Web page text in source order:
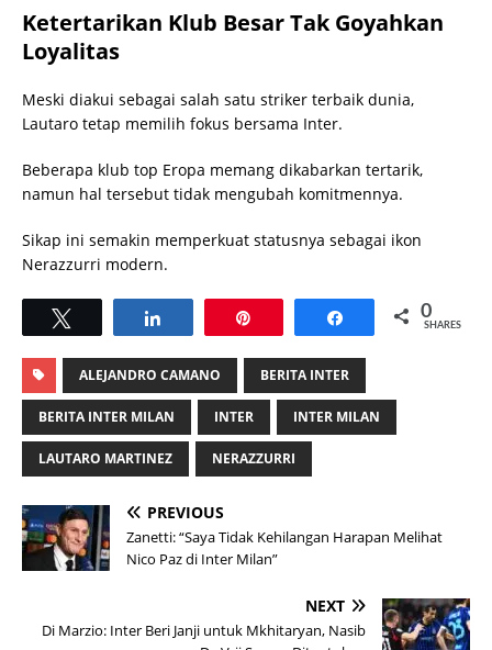
Ketertarikan Klub Besar Tak Goyahkan
Loyalitas
Meski diakui sebagai salah satu striker terbaik dunia,
Lautaro tetap memilih fokus bersama Inter.
Beberapa klub top Eropa memang dikabarkan tertarik,
namun hal tersebut tidak mengubah komitmennya.
Sikap ini semakin memperkuat statusnya sebagai ikon
Nerazzurri modern.
Share 0
SHARES
ALEJANDRO CAMANO BERITA INTER
BERITA INTER MILAN INTER INTER MILAN
LAUTARO MARTINEZ NERAZZURRI
PREVIOUS
Zanetti: “Saya Tidak Kehilangan Harapan Melihat
Nico Paz di Inter Milan”
NEXT
Di Marzio: Inter Beri Janji untuk Mkhitaryan, Nasib